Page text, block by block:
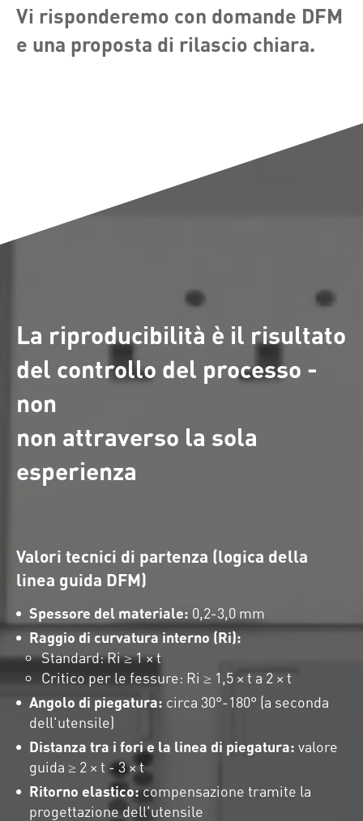
Vi risponderemo con domande DFM
e una proposta di rilascio chiara.
La riproducibilità è il risultato
del controllo del processo -
non
non attraverso la sola
esperienza
Valori tecnici di partenza (logica della
linea guida DFM)
Spessore del materiale: 0,2-3,0 mm
Raggio di curvatura interno (Ri):
Standard: Ri ≥ 1 × t
Critico per le fessure: Ri ≥ 1,5 × t a 2 × t
Angolo di piegatura: circa 30°-180° (a seconda
dell'utensile)
Distanza tra i fori e la linea di piegatura: valore
guida ≥ 2 × t - 3 × t
Ritorno elastico:compensazione tramite la
progettazione dell'utensile